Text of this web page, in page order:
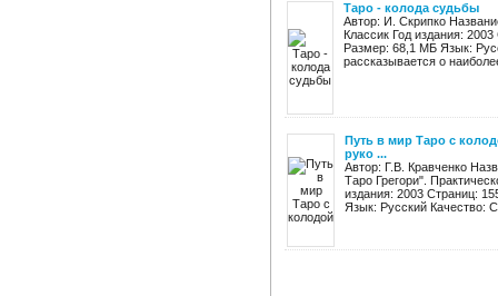
Таро - колода судьбы
Автор: И. Скрипко
Классик Год издания:
Размер: 68,1 МБ Язык:
рассказывается о
Путь в мир Таро с
руко ...
Автор: Г.В. Кравченко
Таро Грегори".
издания: 2003 Страниц:
Язык: Русский Качество: